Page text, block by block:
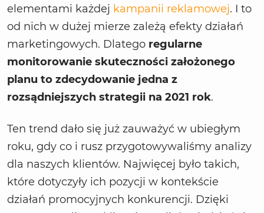
elementami każdej kampanii reklamowej. I to
od nich w dużej mierze zależą efekty działań
marketingowych. Dlatego regularne
monitorowanie skuteczności założonego
planu to zdecydowanie jedna z
rozsądniejszych strategii na 2021 rok.
Ten trend dało się już zauważyć w ubiegłym
roku, gdy co i rusz przygotowywaliśmy analizy
dla naszych klientów. Najwięcej było takich,
które dotyczyły ich pozycji w kontekście
działań promocyjnych konkurencji. Dzięki